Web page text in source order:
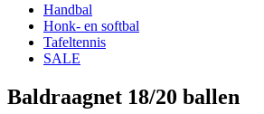
Handbal
Honk- en softbal
Tafeltennis
SALE
Baldraagnet 18/20 ballen